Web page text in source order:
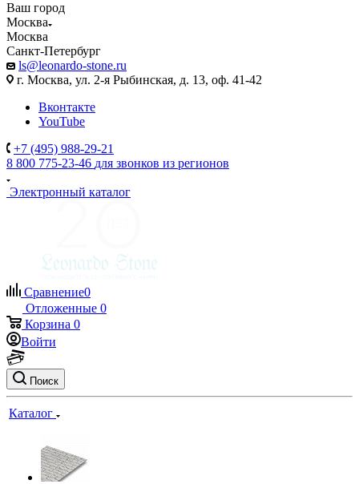
Ваш город
Москва
Москва
Санкт-Петербург
ls@leonardo-stone.ru
г. Москва, ул. 2-я Рыбинская, д. 13, оф. 41-42
Вконтакте
YouTube
+7 (495) 988-29-21
8 800 775-23-46 для звонков из регионов
Электронный каталог
Сравнение0
Отложенные 0
Корзина 0
Войти
Поиск
Каталог